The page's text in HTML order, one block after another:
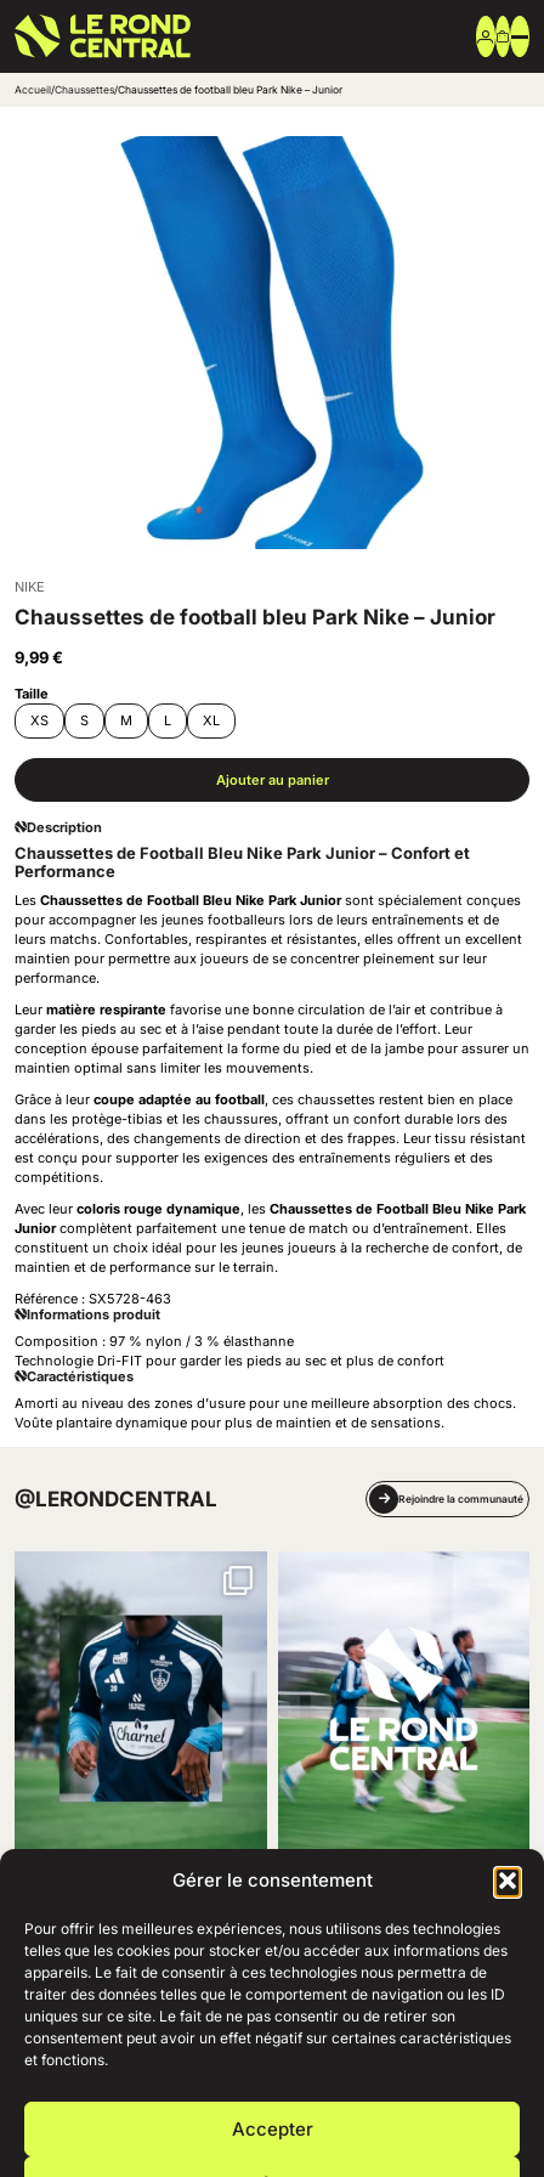
Gérer le consentement
Pour offrir les meilleures expériences, nous utilisons des technologies
telles que les cookies pour stocker et/ou accéder aux informations des
appareils. Le fait de consentir à ces technologies nous permettra de
traiter des données telles que le comportement de navigation ou les ID
uniques sur ce site. Le fait de ne pas consentir ou de retirer son
consentement peut avoir un effet négatif sur certaines caractéristiques
et fonctions.
Accepter
Vêtement extérieur
Haut de survêtement
Bas de survêtement
Shorts & Chaussettes
Vêtements techniques
Accessoires entrainement
Accueil/Chaussettes/Chaussettes de football bleu Park Nike – Junior
NIKE
Chaussettes de football bleu Park Nike – Junior
9,99 €
Taille
XS
S M L XL
Ajouter au panier
Description
Chaussettes de Football Bleu Nike Park Junior – Confort et
Performance
Les Chaussettes de Football Bleu Nike Park Juniorsont spécialement conçues
pour accompagner les jeunes footballeurs lors de leurs entraînements et de
leurs matchs. Confortables, respirantes et résistantes, elles offrent un excellent
maintien pour permettre aux joueurs de se concentrer pleinement sur leur
performance.
Leur matière respirante favorise une bonne circulation de l’air et contribue à
garder les pieds au sec et à l’aise pendant toute la durée de l’effort. Leur
conception épouse parfaitement la forme du pied et de la jambe pour assurer un
maintien optimal sans limiter les mouvements.
Grâce à leur coupe adaptée au football, ces chaussettes restent bien en place
dans les protège-tibias et les chaussures, offrant un confort durable lors des
accélérations, des changements de direction et des frappes. Leur tissu résistant
est conçu pour supporter les exigences des entraînements réguliers et des
compétitions.
Avec leur coloris rouge dynamique, les Chaussettes de Football Bleu Nike Park
Juniorcomplètent parfaitement une tenue de match ou d’entraînement. Elles
constituent un choix idéal pour les jeunes joueurs à la recherche de confort, de
maintien et de performance sur le terrain.
Référence : SX5728-463
Informations produit
Composition : 97 % nylon / 3 % élasthanne
Technologie Dri-FIT pour garder les pieds au sec et plus de confort
Caractéristiques
Amorti au niveau des zones d’usure pour une meilleure absorption des chocs.
Voûte plantaire dynamique pour plus de maintien et de sensations.
@LERONDCENTRAL Rejoindre la communauté
69 Rue Amiral Romain Desfosses,
29200 Brest
02 98 41 41 99
Ouvert du lundi au samedi
+